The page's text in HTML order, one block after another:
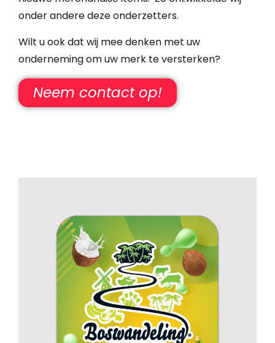
onder andere deze onderzetters.
Wilt u ook dat wij mee denken met uw
onderneming om uw merk te versterken?
Neem contact op!